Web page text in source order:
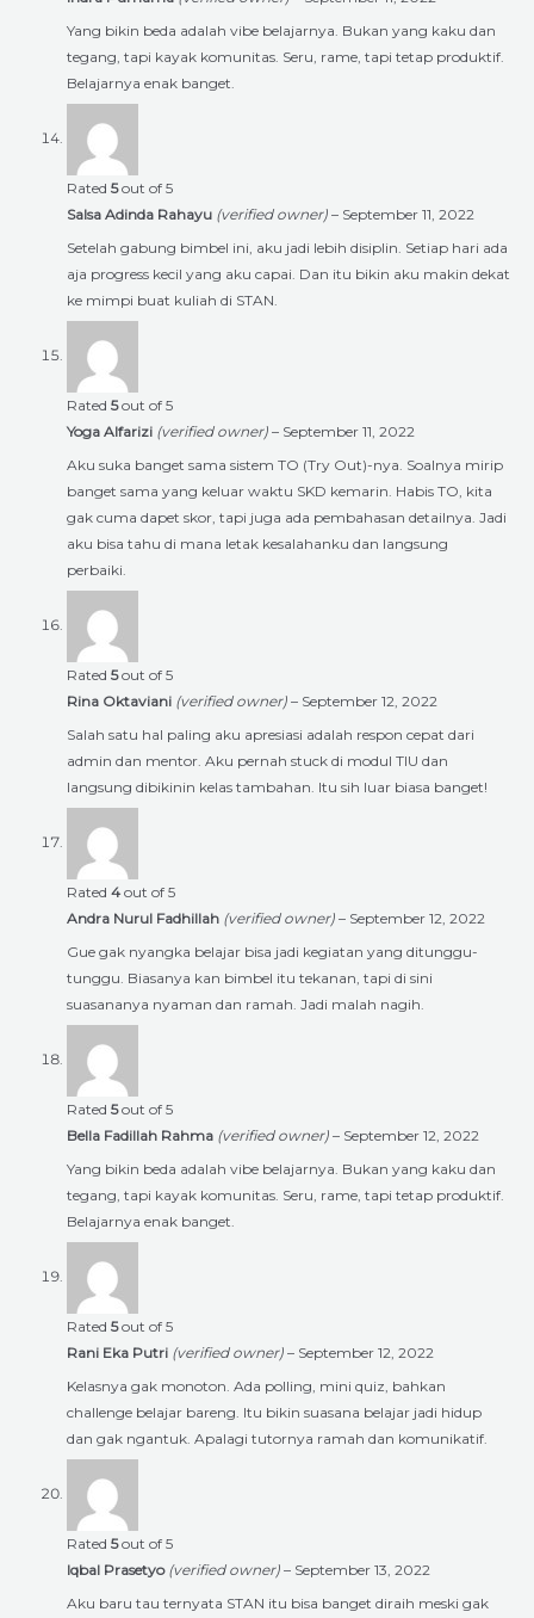
Yang bikin beda adalah vibe belajarnya. Bukan yang kaku dan
tegang, tapi kayak komunitas. Seru, rame, tapi tetap produktif.
Belajarnya enak banget.
Rated 5out of 5
Salsa Adinda Rahayu (verified owner) – September 11, 2022
Setelah gabung bimbel ini, aku jadi lebih disiplin. Setiap hari ada
aja progress kecil yang aku capai. Dan itu bikin aku makin dekat
ke mimpi buat kuliah di STAN.
Rated 5out of 5
Yoga Alfarizi (verified owner) – September 11, 2022
Aku suka banget sama sistem TO (Try Out)-nya. Soalnya mirip
banget sama yang keluar waktu SKD kemarin. Habis TO, kita
gak cuma dapet skor, tapi juga ada pembahasan detailnya. Jadi
aku bisa tahu di mana letak kesalahanku dan langsung
perbaiki.
Rated 5out of 5
Rina Oktaviani (verified owner) – September 12, 2022
Salah satu hal paling aku apresiasi adalah respon cepat dari
admin dan mentor. Aku pernah stuck di modul TIU dan
langsung dibikinin kelas tambahan. Itu sih luar biasa banget!
Rated 4 out of 5
Andra Nurul Fadhillah (verified owner) – September 12, 2022
Gue gak nyangka belajar bisa jadi kegiatan yang ditunggu-
tunggu. Biasanya kan bimbel itu tekanan, tapi di sini
suasananya nyaman dan ramah. Jadi malah nagih.
Rated 5out of 5
Bella Fadillah Rahma (verified owner) – September 12, 2022
Yang bikin beda adalah vibe belajarnya. Bukan yang kaku dan
tegang, tapi kayak komunitas. Seru, rame, tapi tetap produktif.
Belajarnya enak banget.
Rated 5out of 5
Rani Eka Putri (verified owner) – September 12, 2022
Kelasnya gak monoton. Ada polling, mini quiz, bahkan
challenge belajar bareng. Itu bikin suasana belajar jadi hidup
dan gak ngantuk. Apalagi tutornya ramah dan komunikatif.
Rated 5out of 5
Iqbal Prasetyo (verified owner) – September 13, 2022
Aku baru tau ternyata STAN itu bisa banget diraih meski gak